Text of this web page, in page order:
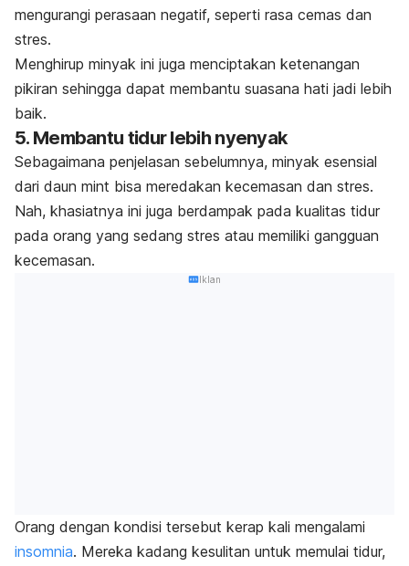
mengurangi perasaan negatif, seperti rasa cemas dan
stres.
Menghirup minyak ini juga menciptakan ketenangan
pikiran sehingga dapat membantu suasana hati jadi lebih
baik.
5. Membantu tidur lebih nyenyak
Sebagaimana penjelasan sebelumnya, minyak esensial
dari daun mint bisa meredakan kecemasan dan stres.
Nah, khasiatnya ini juga berdampak pada kualitas tidur
pada orang yang sedang stres atau memiliki gangguan
kecemasan.
Iklan
Orang dengan kondisi tersebut kerap kali mengalami
insomnia. Mereka kadang kesulitan untuk memulai tidur,